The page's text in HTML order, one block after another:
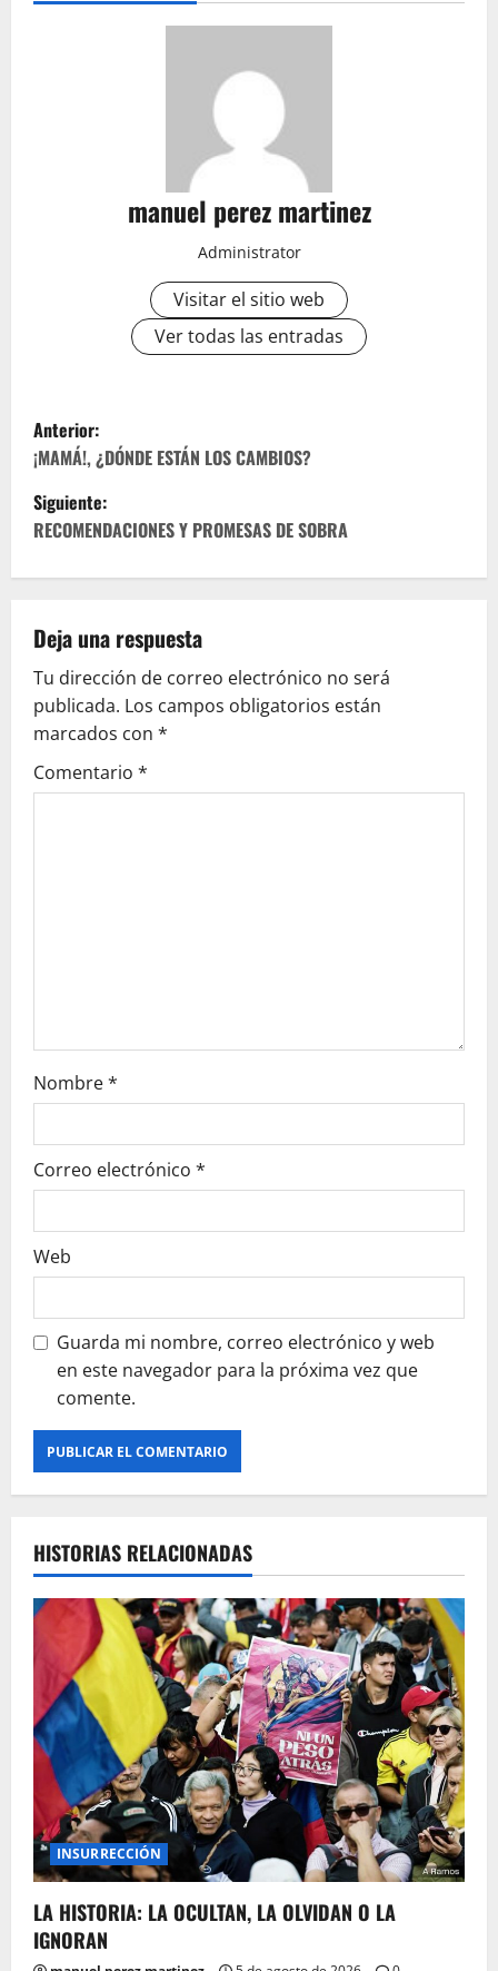
manuel perez martinez
Administrator
Visitar el sitio web
Ver todas las entradas
N
a
v
a
c
i
ó
t
a
a
s
Anterior:
¡MAMÁ!, ¿DÓNDE ESTÁN LOS CAMBIOS?
Siguiente:
RECOMENDACIONES Y PROMESAS DE SOBRA
Deja una respuesta
Tu dirección de correo electrónico no será
publicada. Los campos obligatorios están
marcados con *
Comentario *
Nombre*
Correo electrónico *
Web
Guarda mi nombre, correo electrónico y web
en este navegador para la próxima vez que
comente.
HISTORIAS RELACIONADAS
INSURRECCIÓN
LA HISTORIA: LA OCULTAN, LA OLVIDAN O LA
IGNORAN